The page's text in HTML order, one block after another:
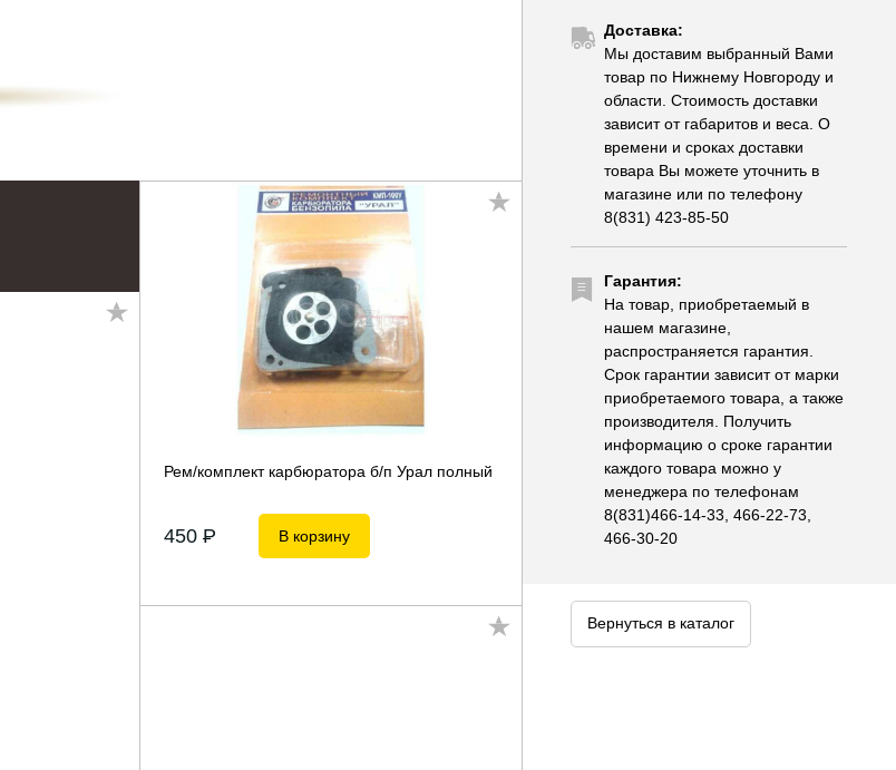
Доставка:
Мы доставим выбранный Вами
товар по Нижнему Новгороду и
области. Стоимость доставки
зависит от габаритов и веса. О
времени и сроках доставки
товара Вы можете уточнить в
магазине или по телефону
8(831) 423-85-50
Гарантия:
На товар, приобретаемый в
нашем магазине,
распространяется гарантия.
Срок гарантии зависит от марки
приобретаемого товара, а также
производителя. Получить
информацию о сроке гарантии
каждого товара можно у
менеджера по телефонам
8(831)466-14-33, 466-22-73,
466-30-20
Вернуться в каталог
Рем/комплект карбюратора б/п Урал полный
450 P В корзину